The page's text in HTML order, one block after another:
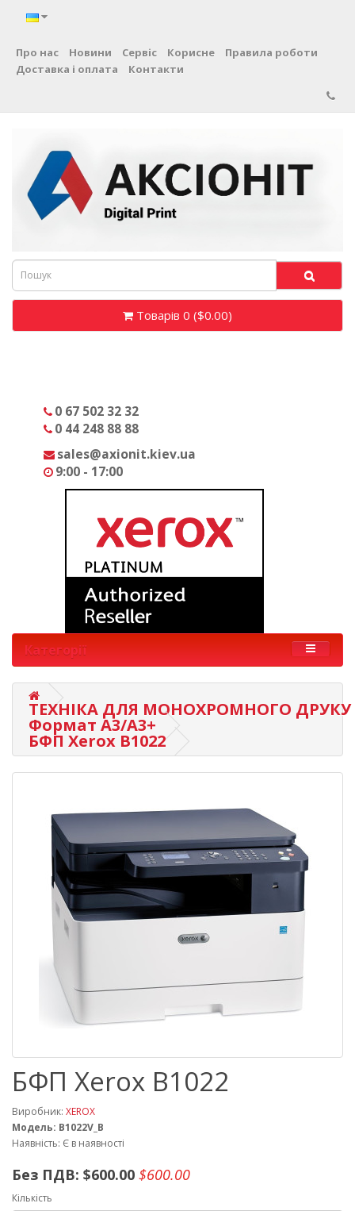
Про нас Новини Сервіс Корисне
Правила роботи
Доставка і оплата
Контакти
Товарів 0 ($0.00)
0 67 502 32 32
0 44 248 88 88
sales@axionit.kiev.ua
9:00 - 17:00
Категорії
ТЕХНІКА ДЛЯ МОНОХРОМНОГО ДРУКУ
Формат А3/A3+
БФП Xerox B1022
БФП Xerox B1022
Виробник: XEROX
Модель: B1022V_B
Наявність: Є в наявності
Без ПДВ: $600.00 $600.00
Кількість